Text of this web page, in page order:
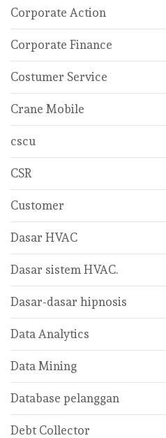
Corporate Action
Corporate Finance
Costumer Service
Crane Mobile
cscu
CSR
Customer
Dasar HVAC
Dasar sistem HVAC.
Dasar-dasar hipnosis
Data Analytics
Data Mining
Database pelanggan
Debt Collector